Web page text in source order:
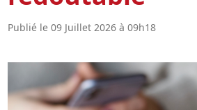
Publié le 09 Juillet 2026 à 09h18